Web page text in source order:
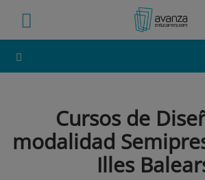
Cursos de
modalidad
Illes